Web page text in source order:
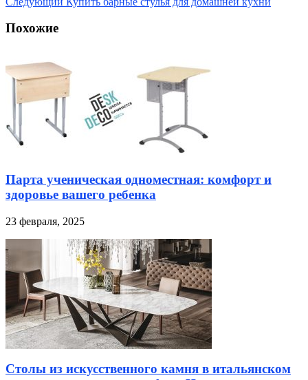
Похожие
Парта ученическая одноместная: комфорт и
здоровье вашего ребенка
23 февраля, 2025
Столы из искусственного камня в итальянском